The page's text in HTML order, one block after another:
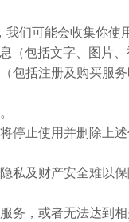
们可能会收集你
（包括文字、图片
括注册及购买服务
停止使用并删除上述
私及财产安全难以
务，或者无法达到相